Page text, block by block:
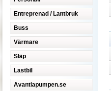
Entreprenad / Lantbruk
Buss
Värmare
Släp
Lastbil
Avantiapumpen.se